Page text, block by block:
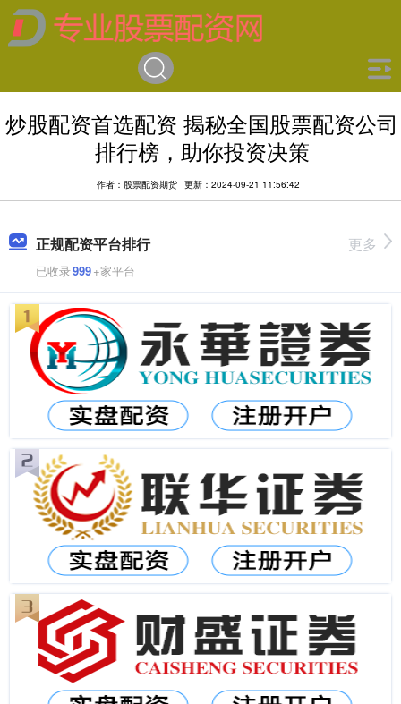
炒股配资首选配资 揭秘全国股票配资公司
排行榜，助你投资决策
作者：股票配资期货 更新：2024-09-21 11:56:42
正规配资平台排行
已收录999+家平台
更多